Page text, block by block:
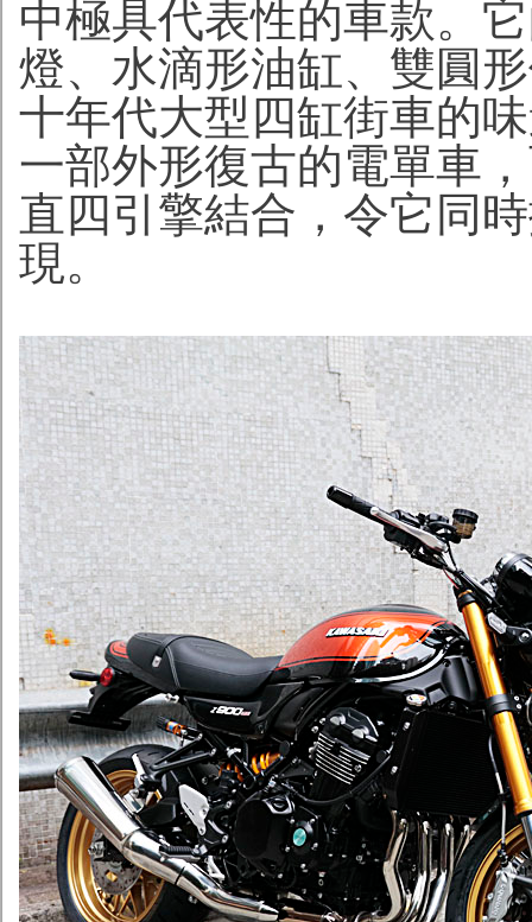
中極具代表性的車款。
燈、水滴形油缸、雙圓
十年代大型四缸街車的
一部外形復古的電單車
直四引擎結合，令它同
現。